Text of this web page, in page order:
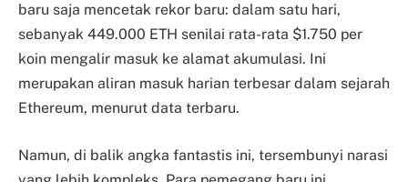
baru saja mencetak rekor baru: dalam satu hari,
sebanyak 449.000 ETH senilai rata-rata $1.750 per
koin mengalir masuk ke alamat akumulasi. Ini
merupakan aliran masuk harian terbesar dalam sejarah
Ethereum, menurut data terbaru.
Namun, di balik angka fantastis ini, tersembunyi narasi